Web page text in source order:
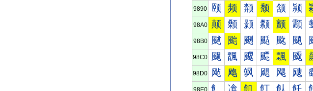
9890 颐 频 颒 颓 颔 颕
98A0 颠 颡 颢 颣 颤 颥
98B0 颰 颱 颲 颳 颴 颵
98C0 飀 飁 飂 飃 飄 飅
98D0 飐 飑 飒 飓 飔 飕
98E0 飠 飡 飢 飣 飤 飥